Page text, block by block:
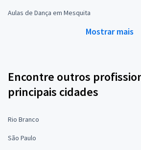
Aulas de Dança em Mesquita
Mostrar mais
Encontre outros
principais cidades
Rio Branco
São Paulo